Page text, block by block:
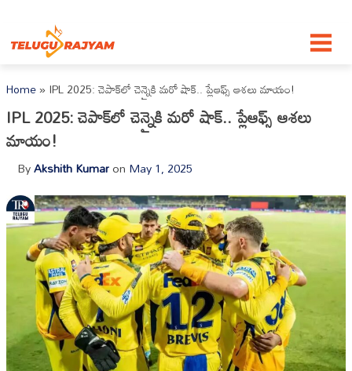
Home»IPL 2025: చెపాక్‌లో చెన్నైకి మరో షాక్.. ప్లేఆఫ్స్ ఆశలు మాయం!
IPL 2025: చెపాక్‌లో చెన్నైకి మరో షాక్.. ప్లేఆఫ్స్ ఆశలు
మాయం!
ByAkshith Kumaron May 1, 2025